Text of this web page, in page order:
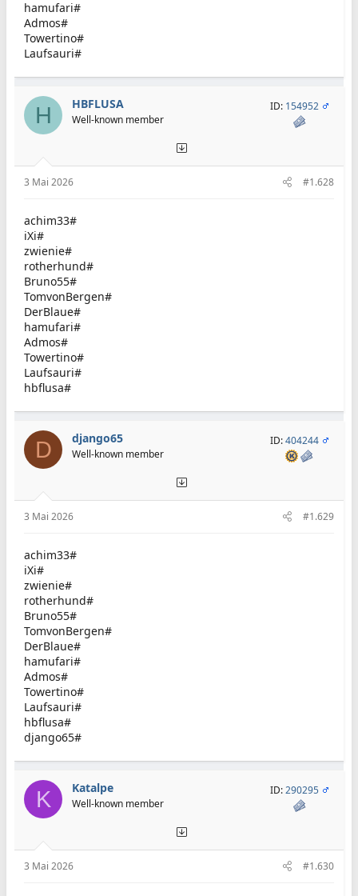
hamufari#
Admos#
Towertino#
Laufsauri#
H HBFLUSA
Well-known member
ID: 154952
3 Mai 2026 #1.628
achim33#
iXi#
zwienie#
rotherhund#
Bruno55#
TomvonBergen#
DerBlaue#
hamufari#
Admos#
Towertino#
Laufsauri#
hbflusa#
D django65
Well-known member
ID:404244
3 Mai 2026 #1.629
achim33#
iXi#
zwienie#
rotherhund#
Bruno55#
TomvonBergen#
DerBlaue#
hamufari#
Admos#
Towertino#
Laufsauri#
hbflusa#
django65#
K Katalpe
Well-known member
ID:290295
3 Mai 2026 #1.630